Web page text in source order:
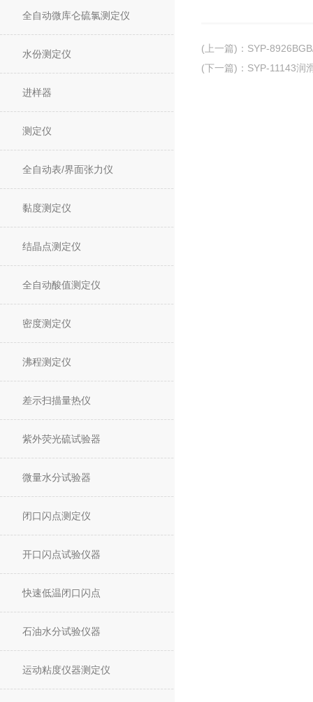
全自动微库仑硫氯测定仪
水份测定仪
进样器
测定仪
全自动表/界面张力仪
黏度测定仪
结晶点测定仪
全自动酸值测定仪
密度测定仪
沸程测定仪
差示扫描量热仪
紫外荧光硫试验器
微量水分试验器
闭口闪点测定仪
开口闪点试验仪器
快速低温闭口闪点
石油水分试验仪器
运动粘度仪器测定仪
(上一篇) ： SYP-
(下一篇) ： SYP-11143润